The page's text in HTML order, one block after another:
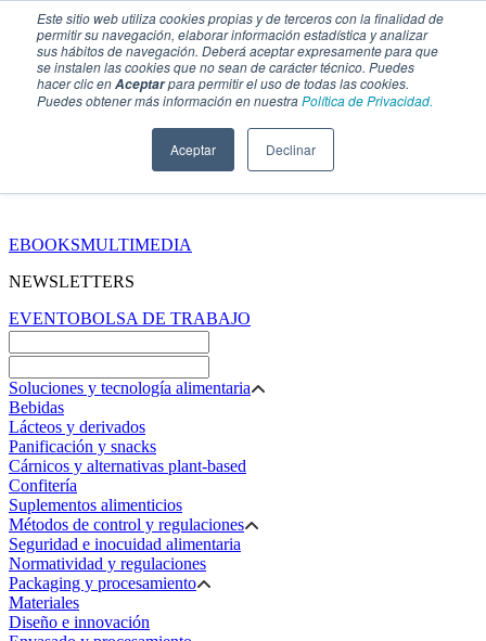
Este sitio web utiliza cookies propias y de terceros con la finalidad de
permitir su navegación, elaborar información estadística y analizar
sus hábitos de navegación. Deberá aceptar expresamente para que
se instalen las cookies que no sean de carácter técnico. Puedes
hacer clic enAceptarpara permitir el uso de todas las cookies.
Puedes obtener más información en nuestraPolítica de Privacidad.
Aceptar Declinar
EBOOKSMULTIMEDIA
NEWSLETTERS
EVENTOBOLSA DE TRABAJO
Soluciones y tecnología alimentaria
Bebidas
Lácteos y derivados
Panificación y snacks
Cárnicos y alternativas plant-based
Confitería
Suplementos alimenticios
Métodos de control y regulaciones
Seguridad e inocuidad alimentaria
Normatividad y regulaciones
Packaging y procesamiento
Materiales
Diseño e innovación